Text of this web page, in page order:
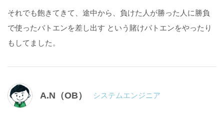
それでも飽きてきて、途中から、負けた人が勝った人に勝負
で使ったバトエンを差し出す という賭けバトエンをやったり
もしてました。
A.N（OB） システムエンジニア